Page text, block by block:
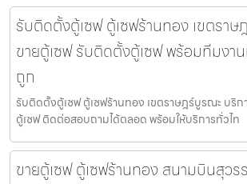
รับติดตั้งตู้เซฟ ตู้เซฟร้านทอง เขตรา
ขายตู้เซฟ รับติดตั้งตู้เซฟ พร้อมทีมงา
ถูก
รับติดตั้งตู้เซฟ ตู้เซฟร้านทอง เขตราษฎร์บูรณะ บริ
ตู้เซฟ ติดต่อสอบถามได้ตลอด พร้อมให้บริการทั่วไท
ขายตู้เซฟ ตู้เซฟร้านทอง สนามบินสุว